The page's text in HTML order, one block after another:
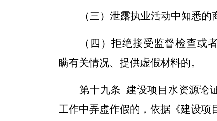
（三）泄露执业活动中知悉的
（四）拒绝接受监督检查或
瞒有关情况、提供虚假材料的。
第十九条 建设项目水资源论
工作中弄虚作假的，依据《建设项